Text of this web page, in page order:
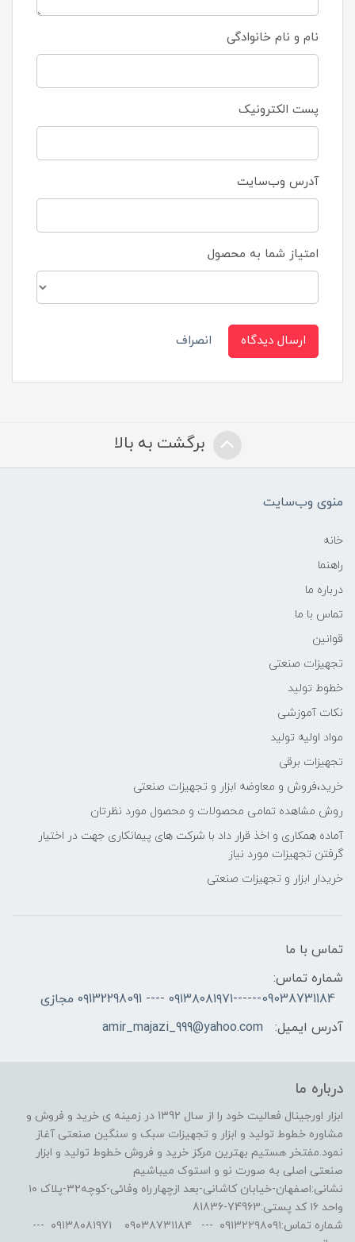
نام و نام خانوادگی
پست الکترونیک
آدرس وب‌سایت
امتیاز شما به محصول
ارسال دیدگاه انصراف
برگشت به بالا
منوی وب‌سایت
خانه
راهنما
درباره ما
تماس با ما
قوانین
تجهیزات صنعتی
خطوط تولید
نکات آموزشی
مواد اولیه تولید
تجهیزات برقی
خرید،فروش و معاوضه ابزار و تجهیزات صنعتی
روش مشاهده تمامی محصولات و محصول مورد نظرتان
آماده همکاری و اخذ قرار داد با شرکت های پیمانکاری جهت در اختیار
گرفتن تجهیزات مورد نیاز
خریدار ابزار و تجهیزات صنعتی
تماس با ما
شماره تماس:
09038731184------۰۹۱۳۸۰۸۱۹۷۱ ---- ۰۹132298091 مجازی
آدرس ایمیل:
amir_majazi_999@yahoo.com
درباره ما
ابزار اورجینال فعالیت خود را از سال 1392 در زمینه ی خرید و فروش و
مشاوره خطوط تولید و ابزار و تجهیزات سبک و سنگین صنعتی آغاز
نمود.مفتخر هستیم بهترین مرکز خرید و فروش خطوط تولید و ابزار
صنعتی اصلی به صورت نو و استوک میباشیم
نشانی:اصفهان-خیابان کاشانی-بعد ازچهارراه وفائی-کوچه۳۲-پلاک ۱۰
واحد ۱۶ کد پستی:74963-81836
شماره تماس:۰۹۱۳۲۲۹۸۰۹۱ --- ۰۹۰۳۸۷۳۱۱۸۴ ۰۹۱۳۸۰۸۱۹۷۱ ---